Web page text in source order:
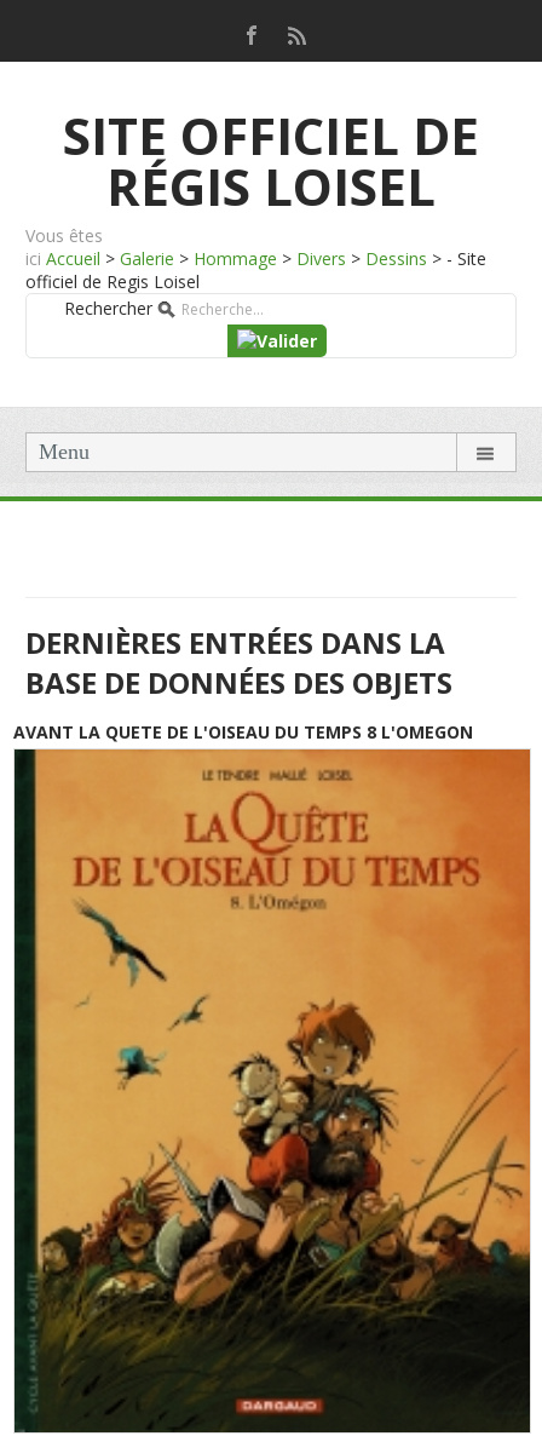
SITE OFFICIEL DE
RÉGIS LOISEL
Vous êtes
ici Accueil > Galerie > Hommage > Divers > Dessins > - Site
officiel de Regis Loisel
Rechercher
Menu
DERNIÈRES ENTRÉES DANS LA
BASE DE DONNÉES DES OBJETS
AVANT LA QUETE DE L'OISEAU DU TEMPS 8 L'OMEGON